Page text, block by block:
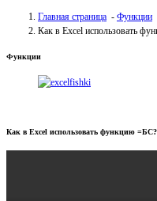
Главная страница - Функции
Как в Excel использовать
Функции
Как в Excel использовать функцию =БС?